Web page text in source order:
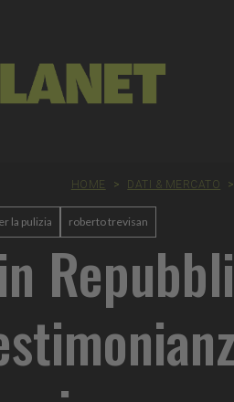
HOME > DATI & MERCATO >
la pulizia roberto trevisan